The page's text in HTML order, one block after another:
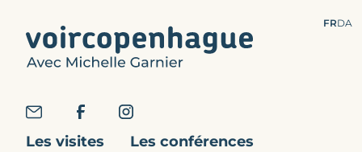
Les visites
Les conférences
FRDA